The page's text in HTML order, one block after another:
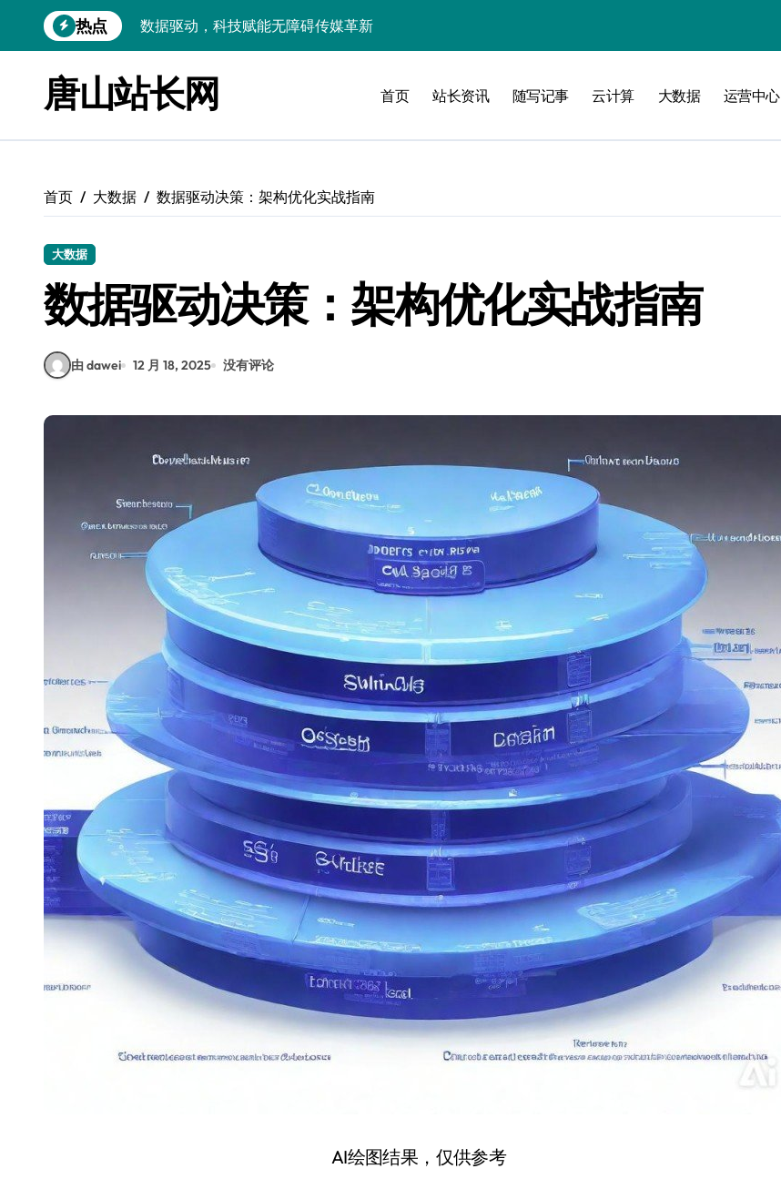
到
热点
VR跨界融合新趋势：站长资源全攻略
云计算弹性架构：智能资源调配揭秘
数据驱动传媒革新：交互优化实战解析
数据驱动下的传媒生态量子跃迁
数据驱动创新：科技赋能传媒增长
云安全护航传媒数据新趋势
唐山站长网 首页 站长资讯 随写记事 云计算 大数据 运营中心
首页 大数据 数据驱动决策：架构优化实战指南
大数据
数据驱动决策：架构优化实战指南
由 dawei 12 月 18, 2025 没有评论
AI绘图结果，仅供参考